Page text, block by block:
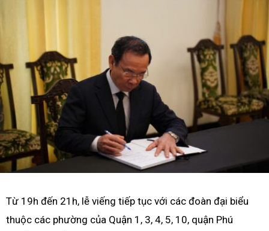
Từ 19h đến 21h, lễ viếng tiếp tục với các đoàn đại biểu
thuộc các phường của Quận 1, 3, 4, 5, 10, quận Phú